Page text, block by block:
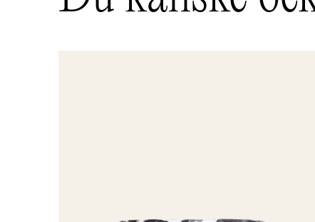
Din recension*